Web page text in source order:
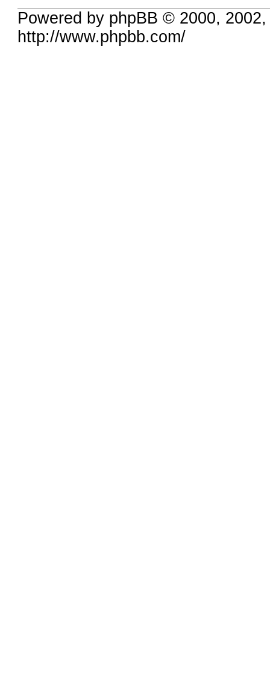
Powered by phpBB © 2000,
http://www.phpbb.com/